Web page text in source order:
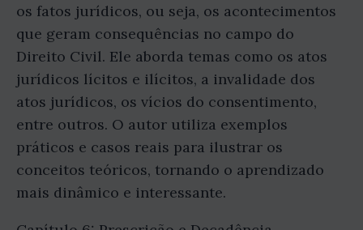
os fatos jurídicos, ou seja, os acontecimentos
que geram consequências no campo do
Direito Civil. Ele aborda temas como os atos
jurídicos lícitos e ilícitos, a invalidade dos
atos jurídicos, os vícios do consentimento,
entre outros. O autor utiliza exemplos
práticos e casos reais para ilustrar os
conceitos teóricos, tornando o aprendizado
mais dinâmico e interessante.